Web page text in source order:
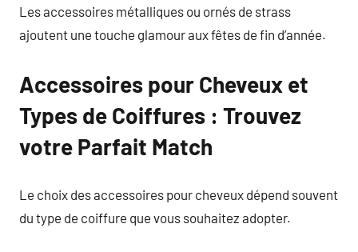
Les accessoires métalliques ou ornés de strass
ajoutent une touche glamour aux fêtes de fin d’année.
Accessoires pour Cheveux et
Types de Coiffures : Trouvez
votre Parfait Match
Le choix des accessoires pour cheveux dépend souvent
du type de coiffure que vous souhaitez adopter.